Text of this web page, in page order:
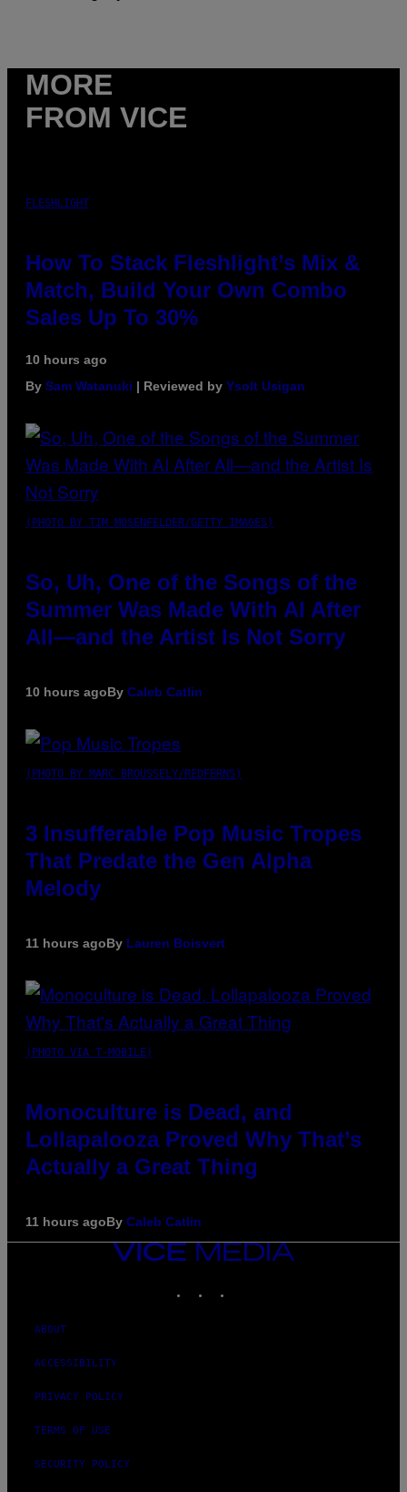
MORE
FROM VICE
FLESHLIGHT
How To Stack Fleshlight’s Mix &
Match, Build Your Own Combo
Sales Up To 30%
10 hours ago
By Sam Watanuki | Reviewed by Ysolt Usigan
(PHOTO BY TIM MOSENFELDER/GETTY IMAGES)
So, Uh, One of the Songs of the
Summer Was Made With AI After
All—and the Artist Is Not Sorry
10 hours agoBy Caleb Catlin
(PHOTO BY MARC BROUSSELY/REDFERNS)
3 Insufferable Pop Music Tropes
That Predate the Gen Alpha
Melody
11 hours agoBy Lauren Boisvert
(PHOTO VIA T-MOBILE)
Monoculture is Dead, and
Lollapalooza Proved Why That’s
Actually a Great Thing
11 hours agoBy Caleb Catlin
VICE
MEDIA
ABOUT
ACCESSIBILITY
PRIVACY POLICY
TERMS OF USE
SECURITY POLICY